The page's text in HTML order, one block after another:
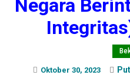
Negara
Oktober 30, 2023